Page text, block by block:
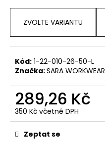
ZVOLTE VARIANTU
Kód: 1-22-010-26-50-L
Značka:SARA WORKWEAR
289,26 Kč
350 Kč včetně DPH
Měrná
cena:Zeptat se
p
o
u
č
u
e
e